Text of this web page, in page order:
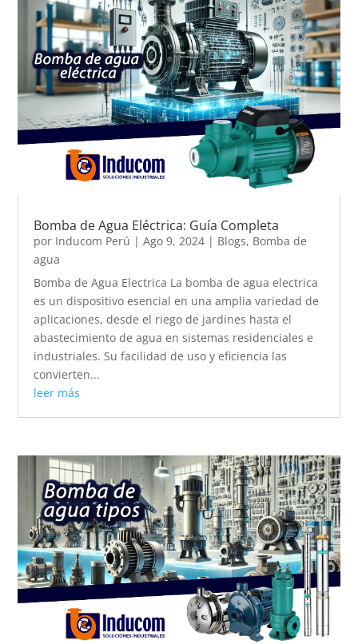
Bomba de Agua Eléctrica: Guía Completa
por Inducom Perú |Ago 9, 2024 | Blogs, Bomba de
agua
Bomba de Agua Electrica La bomba de agua electrica
es un dispositivo esencial en una amplia variedad de
aplicaciones, desde el riego de jardines hasta el
abastecimiento de agua en sistemas residenciales e
industriales. Su facilidad de uso y eficiencia las
convierten...
leer más